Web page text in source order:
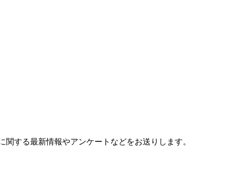
する最新情報やアンケートなどをお送りします。